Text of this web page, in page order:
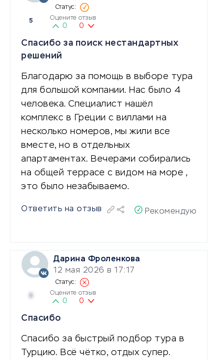
5 Оцените отзыв
0 0
Спасибо за поиск нестандартных
решений
Благодарю за помощь в выборе тура
для большой компании. Нас было 4
человека. Специалист нашёл
комплекс в Греции с виллами на
несколько номеров, мы жили все
вместе, но в отдельных
апартаментах. Вечерами собирались
на общей террасе с видом на море ,
это было незабываемо.
Ответить на отзыв Рекомендую
Дарина Фроленкова
12 мая 2026 в 17:17
Оцените отзыв
0 0
Спасибо
Спасибо за быстрый подбор тура в
Турцию. Всё чётко, отдых супер.